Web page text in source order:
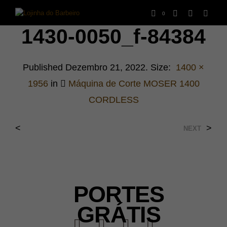
0
1430-0050_f-84384
Published Dezembro 21, 2022. Size: 1400 ×
1956 in
Máquina de Corte MOSER 1400
CORDLESS
< NEXT >
PORTES
GRÁTIS